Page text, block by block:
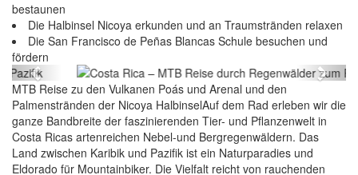
bestaunen
Die Halbinsel Nicoya erkunden und an Traumstränden relaxen
Die San Francisco de Peñas Blancas Schule besuchen und
fördern
Costa Rica – MTB Reise durch Regenwälder zum
Pazifik
Previous Next
MTB Reise zu den Vulkanen Poás und Arenal und den
Palmenstränden der Nicoya HalbinselAuf dem Rad erleben wir die
ganze Bandbreite der faszinierenden Tier- und Pflanzenwelt in
Costa Ricas artenreichen Nebel-und Bergregenwäldern. Das
Land zwischen Karibik und Pazifik ist ein Naturparadies und
Eldorado für Mountainbiker. Die Vielfalt reicht von rauchenden